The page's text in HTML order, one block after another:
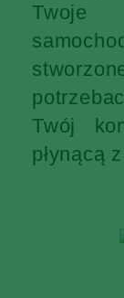
Twoje
Twój
płynącą